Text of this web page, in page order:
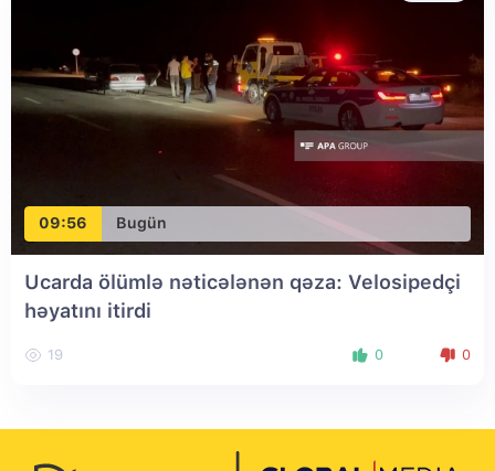
09:56 Bugün
Ucarda ölümlə nəticələnən qəza: Velosipedçi
həyatını itirdi
19 0 0